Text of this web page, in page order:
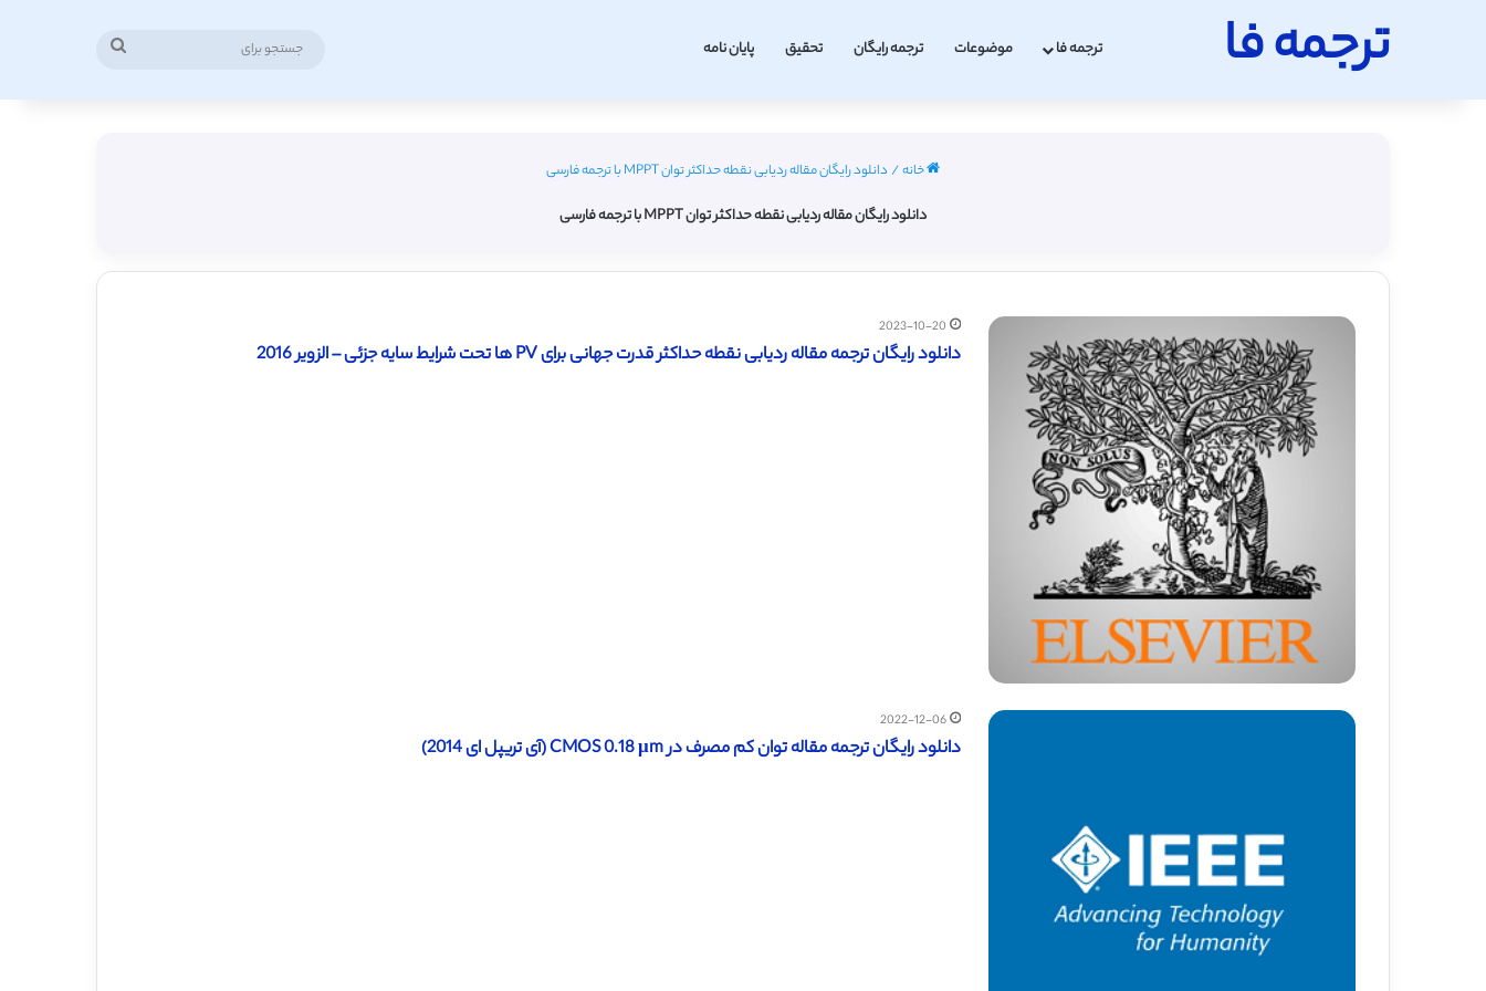
ترجمه فا ترجمه فا موضوعات ترجمه رایگان تحقیق پایان نامه
خانه/ دانلود رایگان مقاله ردیابی نقطه حداکثر توان MPPT با ترجمه فارسی
دانلود رایگان مقاله ردیابی نقطه حداکثر توان MPPT با ترجمه فارسی
2023-10-20
دانلود رایگان ترجمه مقاله ردیابی نقطه حداکثر قدرت جهانی برای PV ها تحت شرایط سایه جزئی – الزویر 2016
2022-12-06
دانلود رایگان ترجمه مقاله توان کم مصرف در CMOS 0.18 μm (آی تریپل ای 2014)